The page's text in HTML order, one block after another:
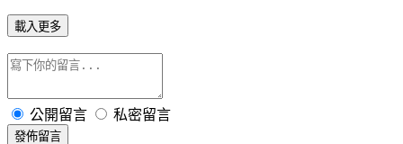
載入更多
公開留言 私密留言
發佈留言